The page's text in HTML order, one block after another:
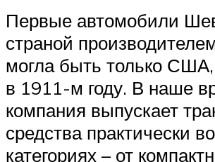
Первые автомобили
страной
могла быть только
в 1911-м году. В наше
компания выпускает
средства практически
категориях – от